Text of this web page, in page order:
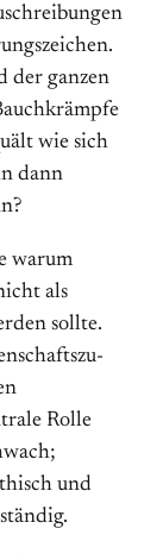
der ganzen
wie sich
dann
warum
als
sollte.
Rolle
und